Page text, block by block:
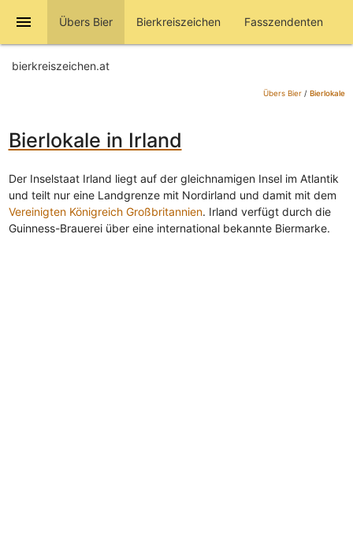
menu Übers Bier Bierkreiszeichen Fasszendenten
bierkreiszeichen.at
Übers Bier/ Bierlokale
Bierlokale in Irland
Der Inselstaat Irland liegt auf der gleichnamigen Insel im Atlantik
und teilt nur eine Landgrenze mit Nordirland und damit mit dem
Vereinigten Königreich Großbritannien. Irland verfügt durch die
Guinness-Brauerei über eine international bekannte Biermarke.